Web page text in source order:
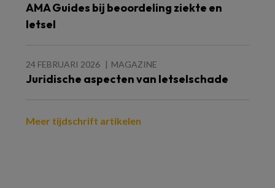
AMA Guides bij beoordeling ziekte en
letsel
24 FEBRUARI 2026 MAGAZINE
Juridische aspecten van letselschade
Meer tijdschrift artikelen